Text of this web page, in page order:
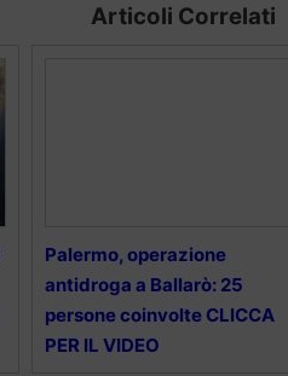
Articoli Correlati
Palermo, operazione
antidroga a Ballarò: 25
persone coinvolte CLICCA
PER IL VIDEO